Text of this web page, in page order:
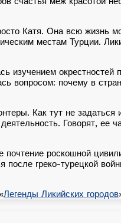
Катя. Она всю жизнь
местам Турции.
окрестностей
вопросом: почему в
Как тут не задаться
Говорят, ее
роскошной
греко-турецкой
Легенды Ликийских городов